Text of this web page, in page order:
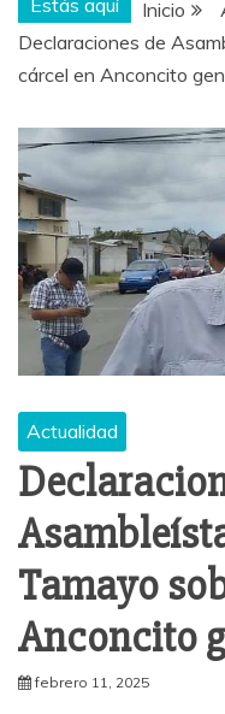
Inicio
Declaraciones de
cárcel en Anconcito
Actualidad
Tamayo
Anconcito
febrero 11, 2025